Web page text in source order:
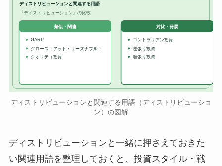
ディストリビューションと関連する用語
『ディストリビューション』の比較
類似・関連
GARP
グロース・アット・リーズナブル・
クオリティ投資
対比・発展
コントラリアン投資
逆張り投資
順張り投資
ディストリビューションと関連する用語（ディストリビューショ
ン）の図解
ディストリビューションと一緒に押さえておきた
い関連用語を整理しておくと、投資スタイル・戦